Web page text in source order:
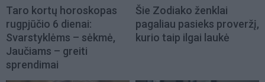
Taro kortų horoskopas
rugpjūčio 6 dienai:
Svarstyklėms – sėkmė,
Jaučiams – greiti
sprendimai
Šie Zodiako ženklai
pagaliau pasieks proveržį,
kurio taip ilgai laukė